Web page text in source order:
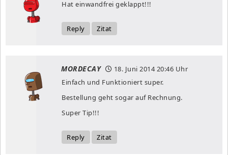
Hat einwandfrei geklappt!!!
Reply Zitat
MORDECAY 18. Juni 201420:46 Uhr
Einfach und Funktioniert super.
Bestellung geht sogar auf Rechnung.
Super Tip!!!
Reply Zitat